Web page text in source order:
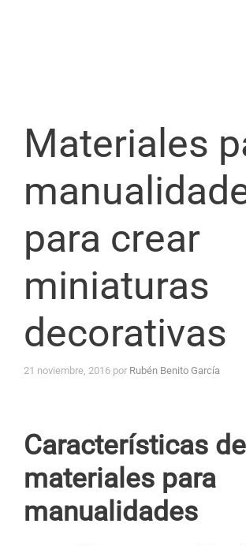
Materiales
para crear
miniaturas
decorativas
21 noviembre, 2016 por Rubén Benito García
Características
materiales para
manualidades